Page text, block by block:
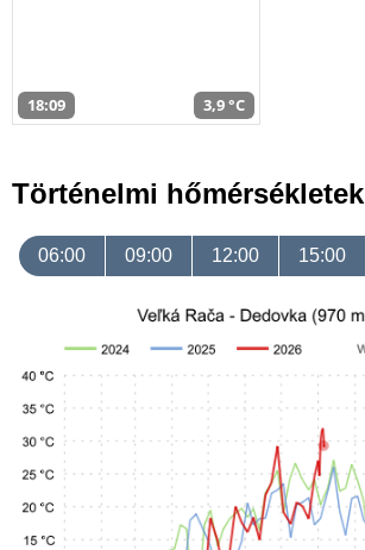
18:09 3,9 °C
Történelmi hőmérsékletek
06:00 09:00 12:00 15:00